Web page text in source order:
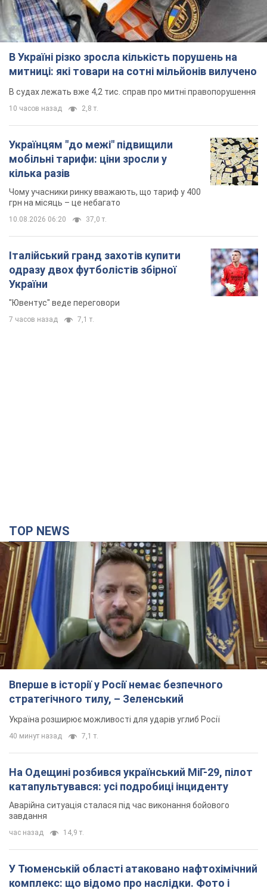
В Україні різко зросла кількість порушень на
митниці: які товари на сотні мільйонів вилучено
В судах лежать вже 4,2 тис. справ про митні правопорушення
10 часов назад 2,8 т.
Українцям "до межі" підвищили
мобільні тарифи: ціни зросли у
кілька разів
Чому учасники ринку вважають, що тариф у 400
грн на місяць – це небагато
10.08.2026 06:20 37,0 т.
Італійський гранд захотів купити
одразу двох футболістів збірної
України
"Ювентус" веде переговори
7 часов назад 7,1 т.
TOP NEWS
Вперше в історії у Росії немає безпечного
стратегічного тилу, – Зеленський
Україна розширює можливості для ударів углиб Росії
40 минут назад 7,1 т.
На Одещині розбився український МіГ-29, пілот
катапультувався: усі подробиці інциденту
Аварійна ситуація сталася під час виконання бойового
завдання
час назад 14,9 т.
У Тюменській області атаковано нафтохімічний
комплекс: що відомо про наслідки. Фото і